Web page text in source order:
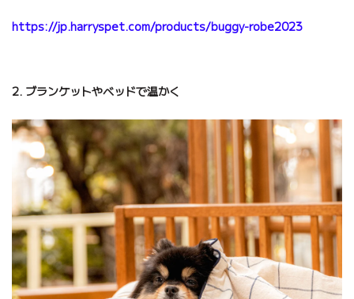
https://jp.harryspet.com/products/buggy-robe2023
2. ブランケットやベッドで温かく